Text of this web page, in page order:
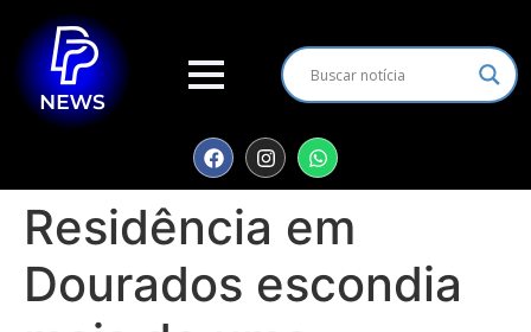
Residência em
Dourados escondia